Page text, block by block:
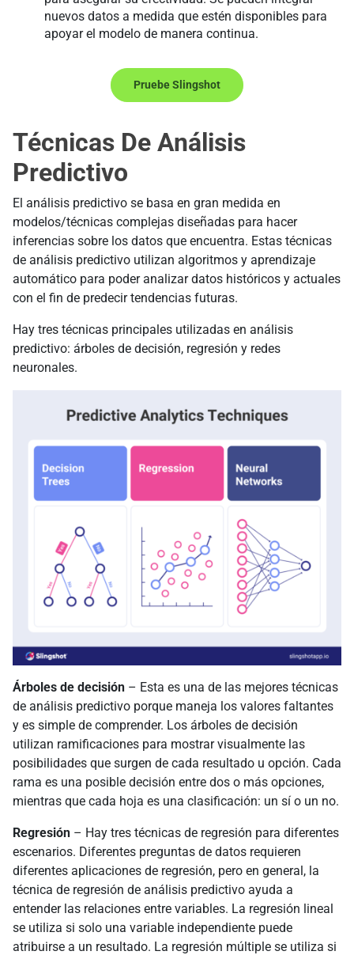
nuevos datos a medida que estén disponibles para
apoyar el modelo de manera continua.
Pruebe Slingshot
Técnicas De Análisis
Predictivo
El análisis predictivo se basa en gran medida en
modelos/técnicas complejas diseñadas para hacer
inferencias sobre los datos que encuentra. Estas técnicas
de análisis predictivo utilizan algoritmos y aprendizaje
automático para poder analizar datos históricos y actuales
con el fin de predecir tendencias futuras.
Hay tres técnicas principales utilizadas en análisis
predictivo: árboles de decisión, regresión y redes
neuronales.
Árboles de decisión – Esta es una de las mejores técnicas
de análisis predictivo porque maneja los valores faltantes
y es simple de comprender. Los árboles de decisión
utilizan ramificaciones para mostrar visualmente las
posibilidades que surgen de cada resultado u opción. Cada
rama es una posible decisión entre dos o más opciones,
mientras que cada hoja es una clasificación: un sí o un no.
Regresión – Hay tres técnicas de regresión para diferentes
escenarios. Diferentes preguntas de datos requieren
diferentes aplicaciones de regresión, pero en general, la
técnica de regresión de análisis predictivo ayuda a
entender las relaciones entre variables. La regresión lineal
se utiliza si solo una variable independiente puede
atribuirse a un resultado. La regresión múltiple se utiliza si